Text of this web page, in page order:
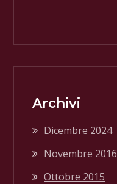
Archivi
Dicembre 2024
Novembre 2016
Ottobre 2015